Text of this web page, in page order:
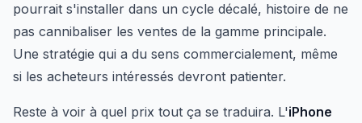
pourrait s'installer dans un cycle décalé, histoire de ne
pas cannibaliser les ventes de la gamme principale.
Une stratégie qui a du sens commercialement, même
si les acheteurs intéressés devront patienter.
Reste à voir à quel prix tout ça se traduira. L'iPhone